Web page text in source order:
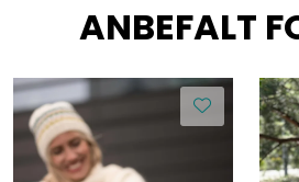
ANBEFALT